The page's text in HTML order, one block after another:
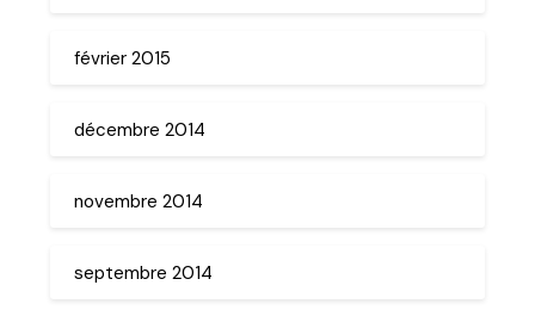
février 2015
décembre 2014
novembre 2014
septembre 2014